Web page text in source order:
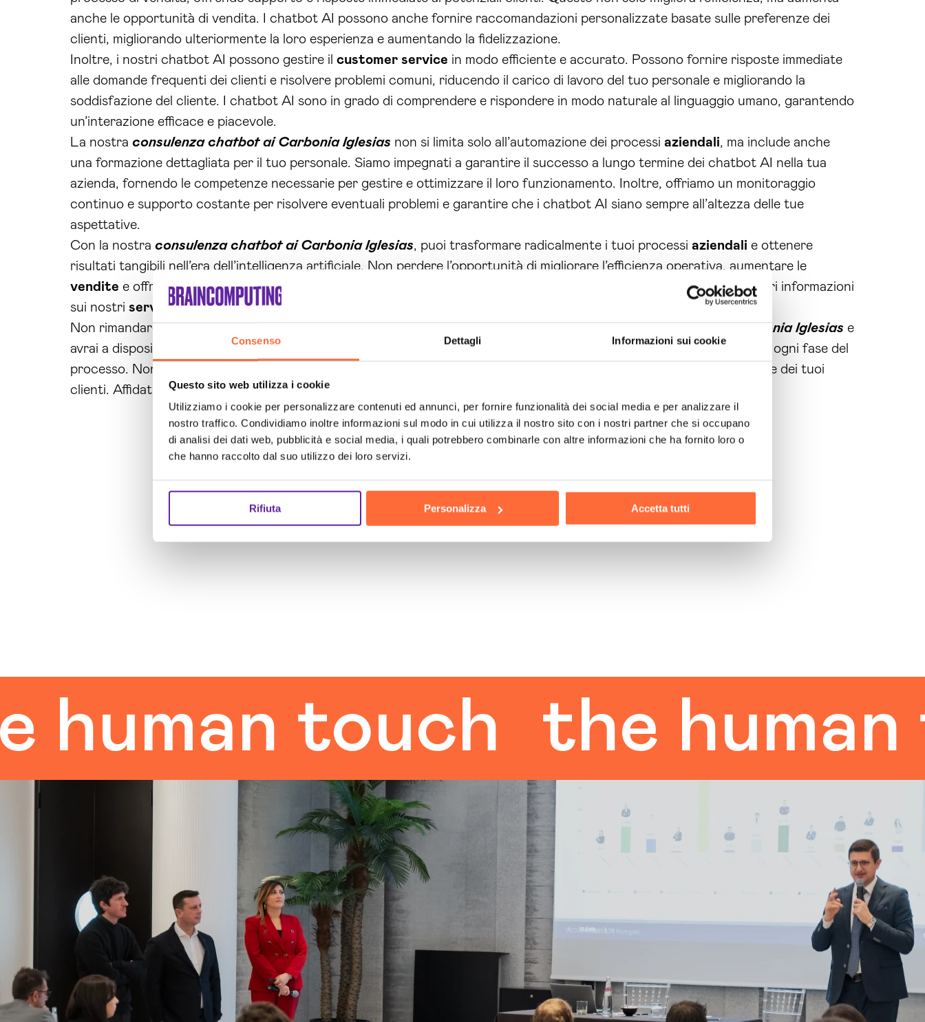
Consenso Dettagli Informazioni sui cookie
Questo sito web utilizza i cookie
Utilizziamo i cookie per personalizzare contenuti ed annunci, per fornire funzionalità dei social media e per analizzare il
nostro traffico. Condividiamo inoltre informazioni sul modo in cui utilizza il nostro sito con i nostri partner che si occupano
di analisi dei dati web, pubblicità e social media, i quali potrebbero combinarle con altre informazioni che ha fornito loro o
che hanno raccolto dal suo utilizzo dei loro servizi.
Rifiuta Personalizza Accetta tutti
anche le opportunità di vendita. I chatbot AI possono anche fornire raccomandazioni personalizzate basate sulle preferenze dei
clienti, migliorando ulteriormente la loro esperienza e aumentando la fidelizzazione.
Inoltre, i nostri chatbot AI possono gestire il customer service in modo efficiente e accurato. Possono fornire risposte immediate
alle domande frequenti dei clienti e risolvere problemi comuni, riducendo il carico di lavoro del tuo personale e migliorando la
soddisfazione del cliente. I chatbot AI sono in grado di comprendere e rispondere in modo naturale al linguaggio umano, garantendo
un’interazione efficace e piacevole.
La nostra consulenza chatbot ai Carbonia Iglesias non si limita solo all’automazione dei processi aziendali, ma include anche
una formazione dettagliata per il tuo personale. Siamo impegnati a garantire il successo a lungo termine dei chatbot AI nella tua
azienda, fornendo le competenze necessarie per gestire e ottimizzare il loro funzionamento. Inoltre, offriamo un monitoraggio
continuo e supporto costante per risolvere eventuali problemi e garantire che i chatbot AI siano sempre all’altezza delle tue
aspettative.
Con la nostra consulenza chatbot ai Carbonia Iglesias, puoi trasformare radicalmente i tuoi processi aziendali e ottenere
risultati tangibili nell’era dell’intelligenza artificiale. Non perdere l’opportunità di migliorare l’efficienza operativa, aumentare le
vendite e offrire un’esperienza utente eccezionale. Contattaci subito per una consulenza personalizzata o per ulteriori informazioni
sui nostri servizi. Siamo pronti ad affrontare le sfide
per te.
Non rimandare più a lungo la trasformazione digitale della tua azienda. Scegli la nostra
consulenza chatbot ai Carbonia Iglesias e
avrai a disposizione un
assistente virtuale 24h
, un’automazione avanzata e un team di esperti pronti a supportarti in ogni fase del
processo. Non perdere l’opportunità di migliorare i tuoi
e soddisfare al meglio le esigenze dei tuoi
clienti. Affidati a noi e scopri il potenziale dei chatbot AI nella tua azienda.
touch the human